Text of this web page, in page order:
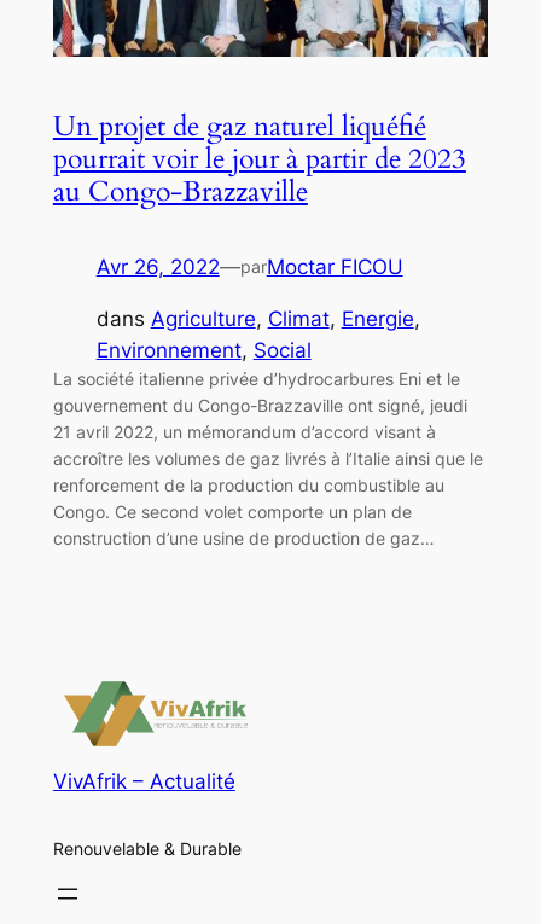
Un projet de gaz naturel liquéfié
pourrait voir le jour à partir de 2023
au Congo-Brazzaville
Avr 26, 2022—parMoctar FICOU
dans Agriculture, Climat, Energie
Environnement, Social
La société italienne privée d’hydrocarbures Eni et le
gouvernement du Congo-Brazzaville ont signé, jeudi
21 avril 2022, un mémorandum d’accord visant à
accroître les volumes de gaz livrés à l’Italie ainsi que le
renforcement de la production du combustible au
Congo. Ce second volet comporte un plan de
construction d’une usine de production de gaz…
VivAfrik – Actualité
Renouvelable & Durable